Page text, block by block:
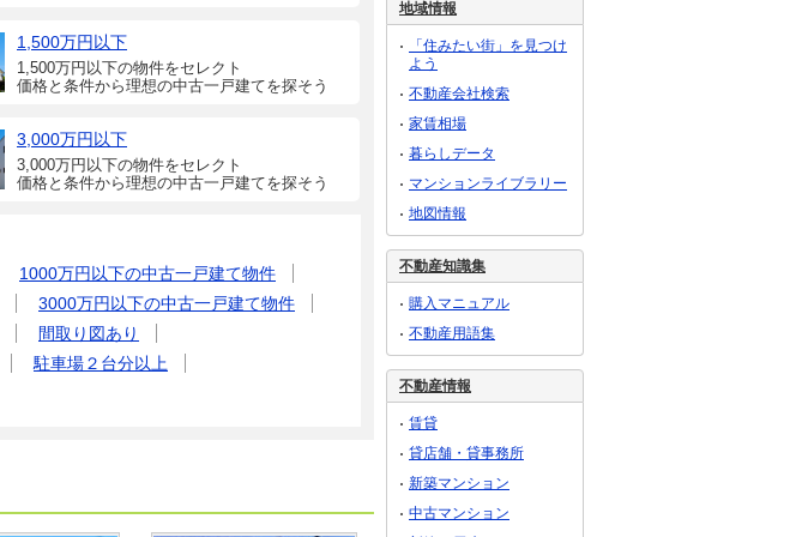
1,500万円以下
1,500万円以下の物件をセレクト
価格と条件から理想の中古一戸建てを探そう
3,000万円以下
3,000万円以下の物件をセレクト
価格と条件から理想の中古一戸建てを探そう
1000万円以下の中古一戸建て物件
3000万円以下の中古一戸建て物件
間取り図あり
駐車場２台分以上
地域情報
「住みたい街」を見つけ
よう
不動産会社検索
家賃相場
暮らしデータ
マンションライブラリー
地図情報
不動産知識集
購入マニュアル
不動産用語集
不動産情報
賃貸
貸店舗・貸事務所
新築マンション
中古マンション